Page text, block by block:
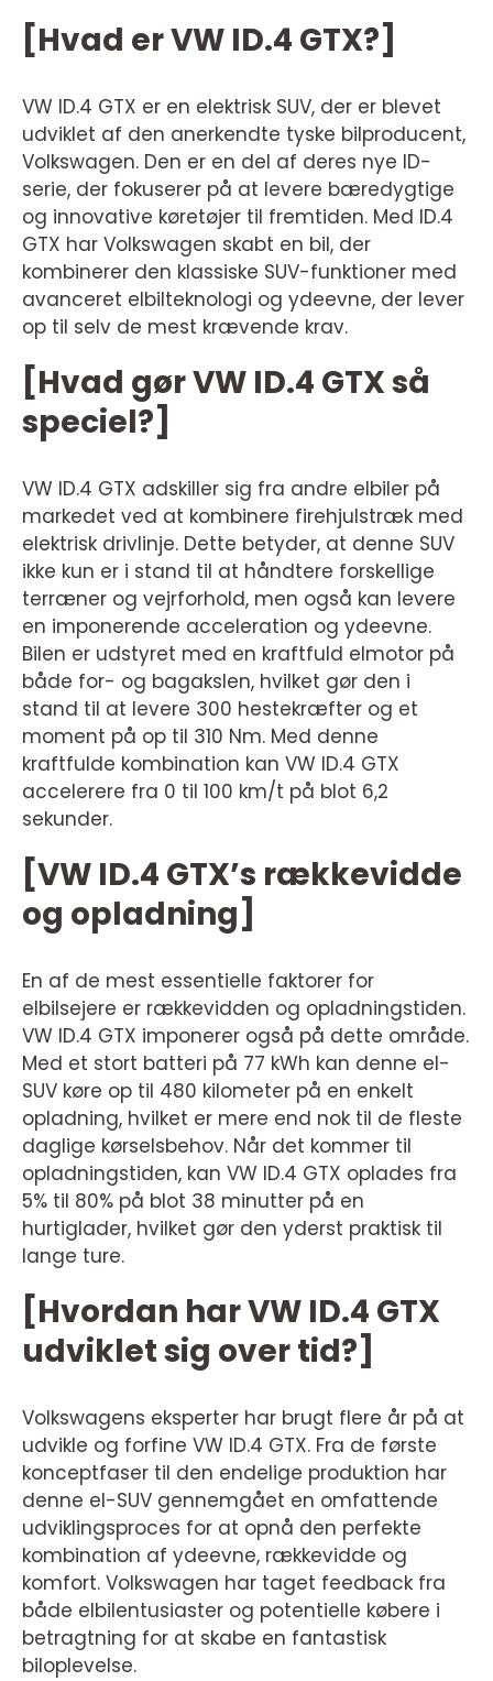
[Hvad er VW ID.4 GTX?]
VW ID.4 GTX er en elektrisk SUV, der er blevet
udviklet af den anerkendte tyske bilproducent,
Volkswagen. Den er en del af deres nye ID-
serie, der fokuserer på at levere bæredygtige
og innovative køretøjer til fremtiden. Med ID.4
GTX har Volkswagen skabt en bil, der
kombinerer den klassiske SUV-funktioner med
avanceret elbilteknologi og ydeevne, der lever
op til selv de mest krævende krav.
[Hvad gør VW ID.4 GTX så
speciel?]
VW ID.4 GTX adskiller sig fra andre elbiler på
markedet ved at kombinere firehjulstræk med
elektrisk drivlinje. Dette betyder, at denne SUV
ikke kun er i stand til at håndtere forskellige
terræner og vejrforhold, men også kan levere
en imponerende acceleration og ydeevne.
Bilen er udstyret med en kraftfuld elmotor på
både for- og bagakslen, hvilket gør den i
stand til at levere 300 hestekræfter og et
moment på op til 310 Nm. Med denne
kraftfulde kombination kan VW ID.4 GTX
accelerere fra 0 til 100 km/t på blot 6,2
sekunder.
[VW ID.4 GTX’s rækkevidde
og opladning]
En af de mest essentielle faktorer for
elbilsejere er rækkevidden og opladningstiden.
VW ID.4 GTX imponerer også på dette område.
Med et stort batteri på 77 kWh kan denne el-
SUV køre op til 480 kilometer på en enkelt
opladning, hvilket er mere end nok til de fleste
daglige kørselsbehov. Når det kommer til
opladningstiden, kan VW ID.4 GTX oplades fra
5% til 80% på blot 38 minutter på en
hurtiglader, hvilket gør den yderst praktisk til
lange ture.
[Hvordan har VW ID.4 GTX
udviklet sig over tid?]
Volkswagens eksperter har brugt flere år på at
udvikle og forfine VW ID.4 GTX. Fra de første
konceptfaser til den endelige produktion har
denne el-SUV gennemgået en omfattende
udviklingsproces for at opnå den perfekte
kombination af ydeevne, rækkevidde og
komfort. Volkswagen har taget feedback fra
både elbilentusiaster og potentielle købere i
betragtning for at skabe en fantastisk
biloplevelse.